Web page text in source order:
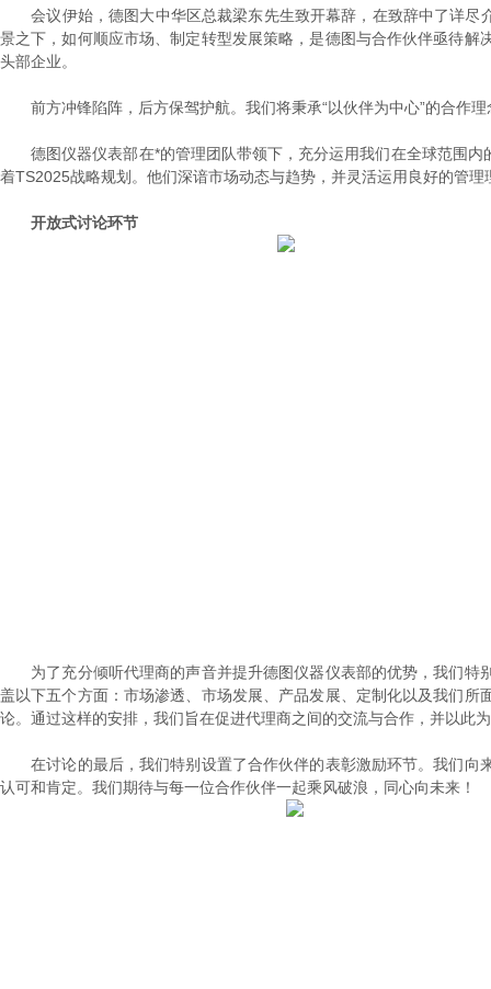
会议伊始，德图大中华区总裁梁东先生致开幕辞，在致辞中了详尽
景之下，如何顺应市场、制定转型发展策略，是德图与合作伙伴亟待
头部企业。
前方冲锋陷阵，后方保驾护航。我们将秉承“以伙伴为中心”的合作
德图仪器仪表部在*的管理团队带领下，充分运用我们在全球范围内
着TS2025战略规划。他们深谙市场动态与趋势，并灵活运用良好的管
开放式讨论环节
为了充分倾听代理商的声音并提升德图仪器仪表部的优势，我们特
盖以下五个方面：市场渗透、市场发展、产品发展、定制化以及我们
论。通过这样的安排，我们旨在促进代理商之间的交流与合作，并以此
在讨论的最后，我们特别设置了合作伙伴的表彰激励环节。我们向
认可和肯定。我们期待与每一位合作伙伴一起乘风破浪，同心向未来！